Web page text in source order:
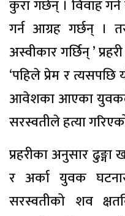
कुरा गर्छन् । विवाह गर्ने
गर्न आग्रह गर्छन् ।
अस्वीकार गर्छिन् ’
‘पहिले प्रेम र त्यसपछि
आवेशका आएका युवकले
सरस्वतीले हत्या
प्रहरीका अनुसार
र अर्का युवक
सरस्वतीको शव